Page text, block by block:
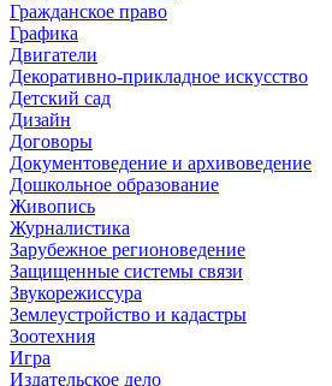
Гражданское право
Графика
Двигатели
Декоративно-прикладное искусство
Детский сад
Дизайн
Договоры
Документоведение и архивоведение
Дошкольное образование
Живопись
Журналистика
Зарубежное регионоведение
Защищенные системы связи
Звукорежиссура
Землеустройство и кадастры
Зоотехния
Игра
Издательское дело